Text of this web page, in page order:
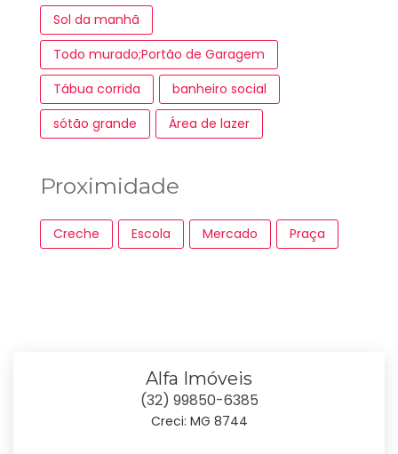
Sol da manhã
Todo murado;Portão de Garagem
Tábua corrida
banheiro social
sótão grande
Área de lazer
Proximidade
Creche Escola Mercado Praça
Alfa Imóveis
(32) 99850-6385
Creci: MG 8744